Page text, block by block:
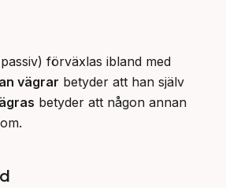
förväxlas ibland med
vägrar betyder att han själv
betyder att någon annan